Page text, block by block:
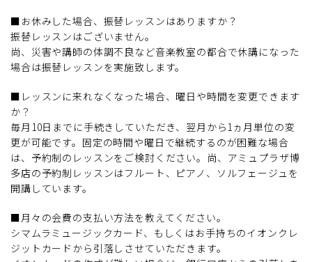
■お休みした場合、振替レッスンはありますか？
振替レッスンはございません。
尚、災害や講師の体調不良など音楽教室の都合で休講になった
場合は振替レッスンを実施致します。
■レッスンに来れなくなった場合、曜日や時間を変更できます
か？
毎月10日までに手続きしていただき、翌月から1ヵ月単位の変
更が可能です。固定の時間や曜日で継続するのが困難な場合
は、予約制のレッスンをご検討ください。尚、アミュプラザ博
多店の予約制レッスンはフルート、ピアノ、ソルフェージュを
開講しています。
■月々の会費の支払い方法を教えてください。
シマムラミュージックカード、もしくはお手持ちのイオンクレ
ジットカードから引落しさせていただきます。